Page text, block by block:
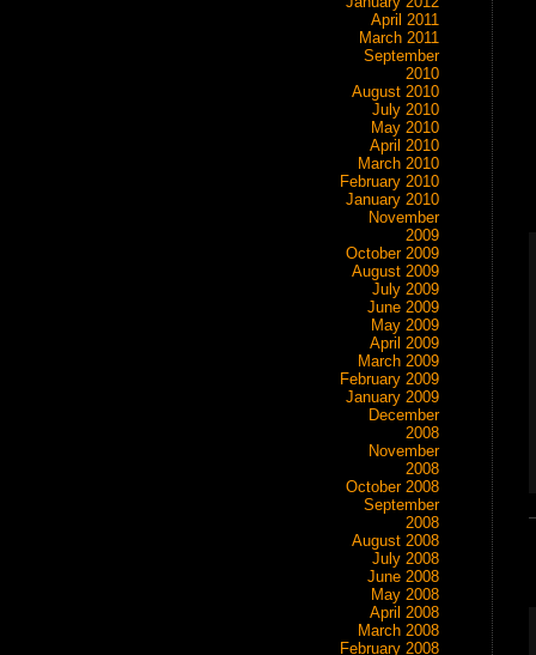
April 2011
March 2011
September
2010
August 2010
July 2010
May 2010
April 2010
March 2010
February 2010
January 2010
November
2009
October 2009
August 2009
July 2009
June 2009
May 2009
April 2009
March 2009
February 2009
January 2009
December
2008
November
2008
October 2008
September
2008
August 2008
July 2008
June 2008
May 2008
April 2008
March 2008
February 2008